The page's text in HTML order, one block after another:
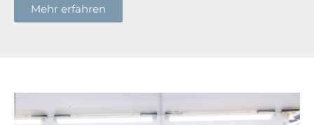
Mehr erfahren